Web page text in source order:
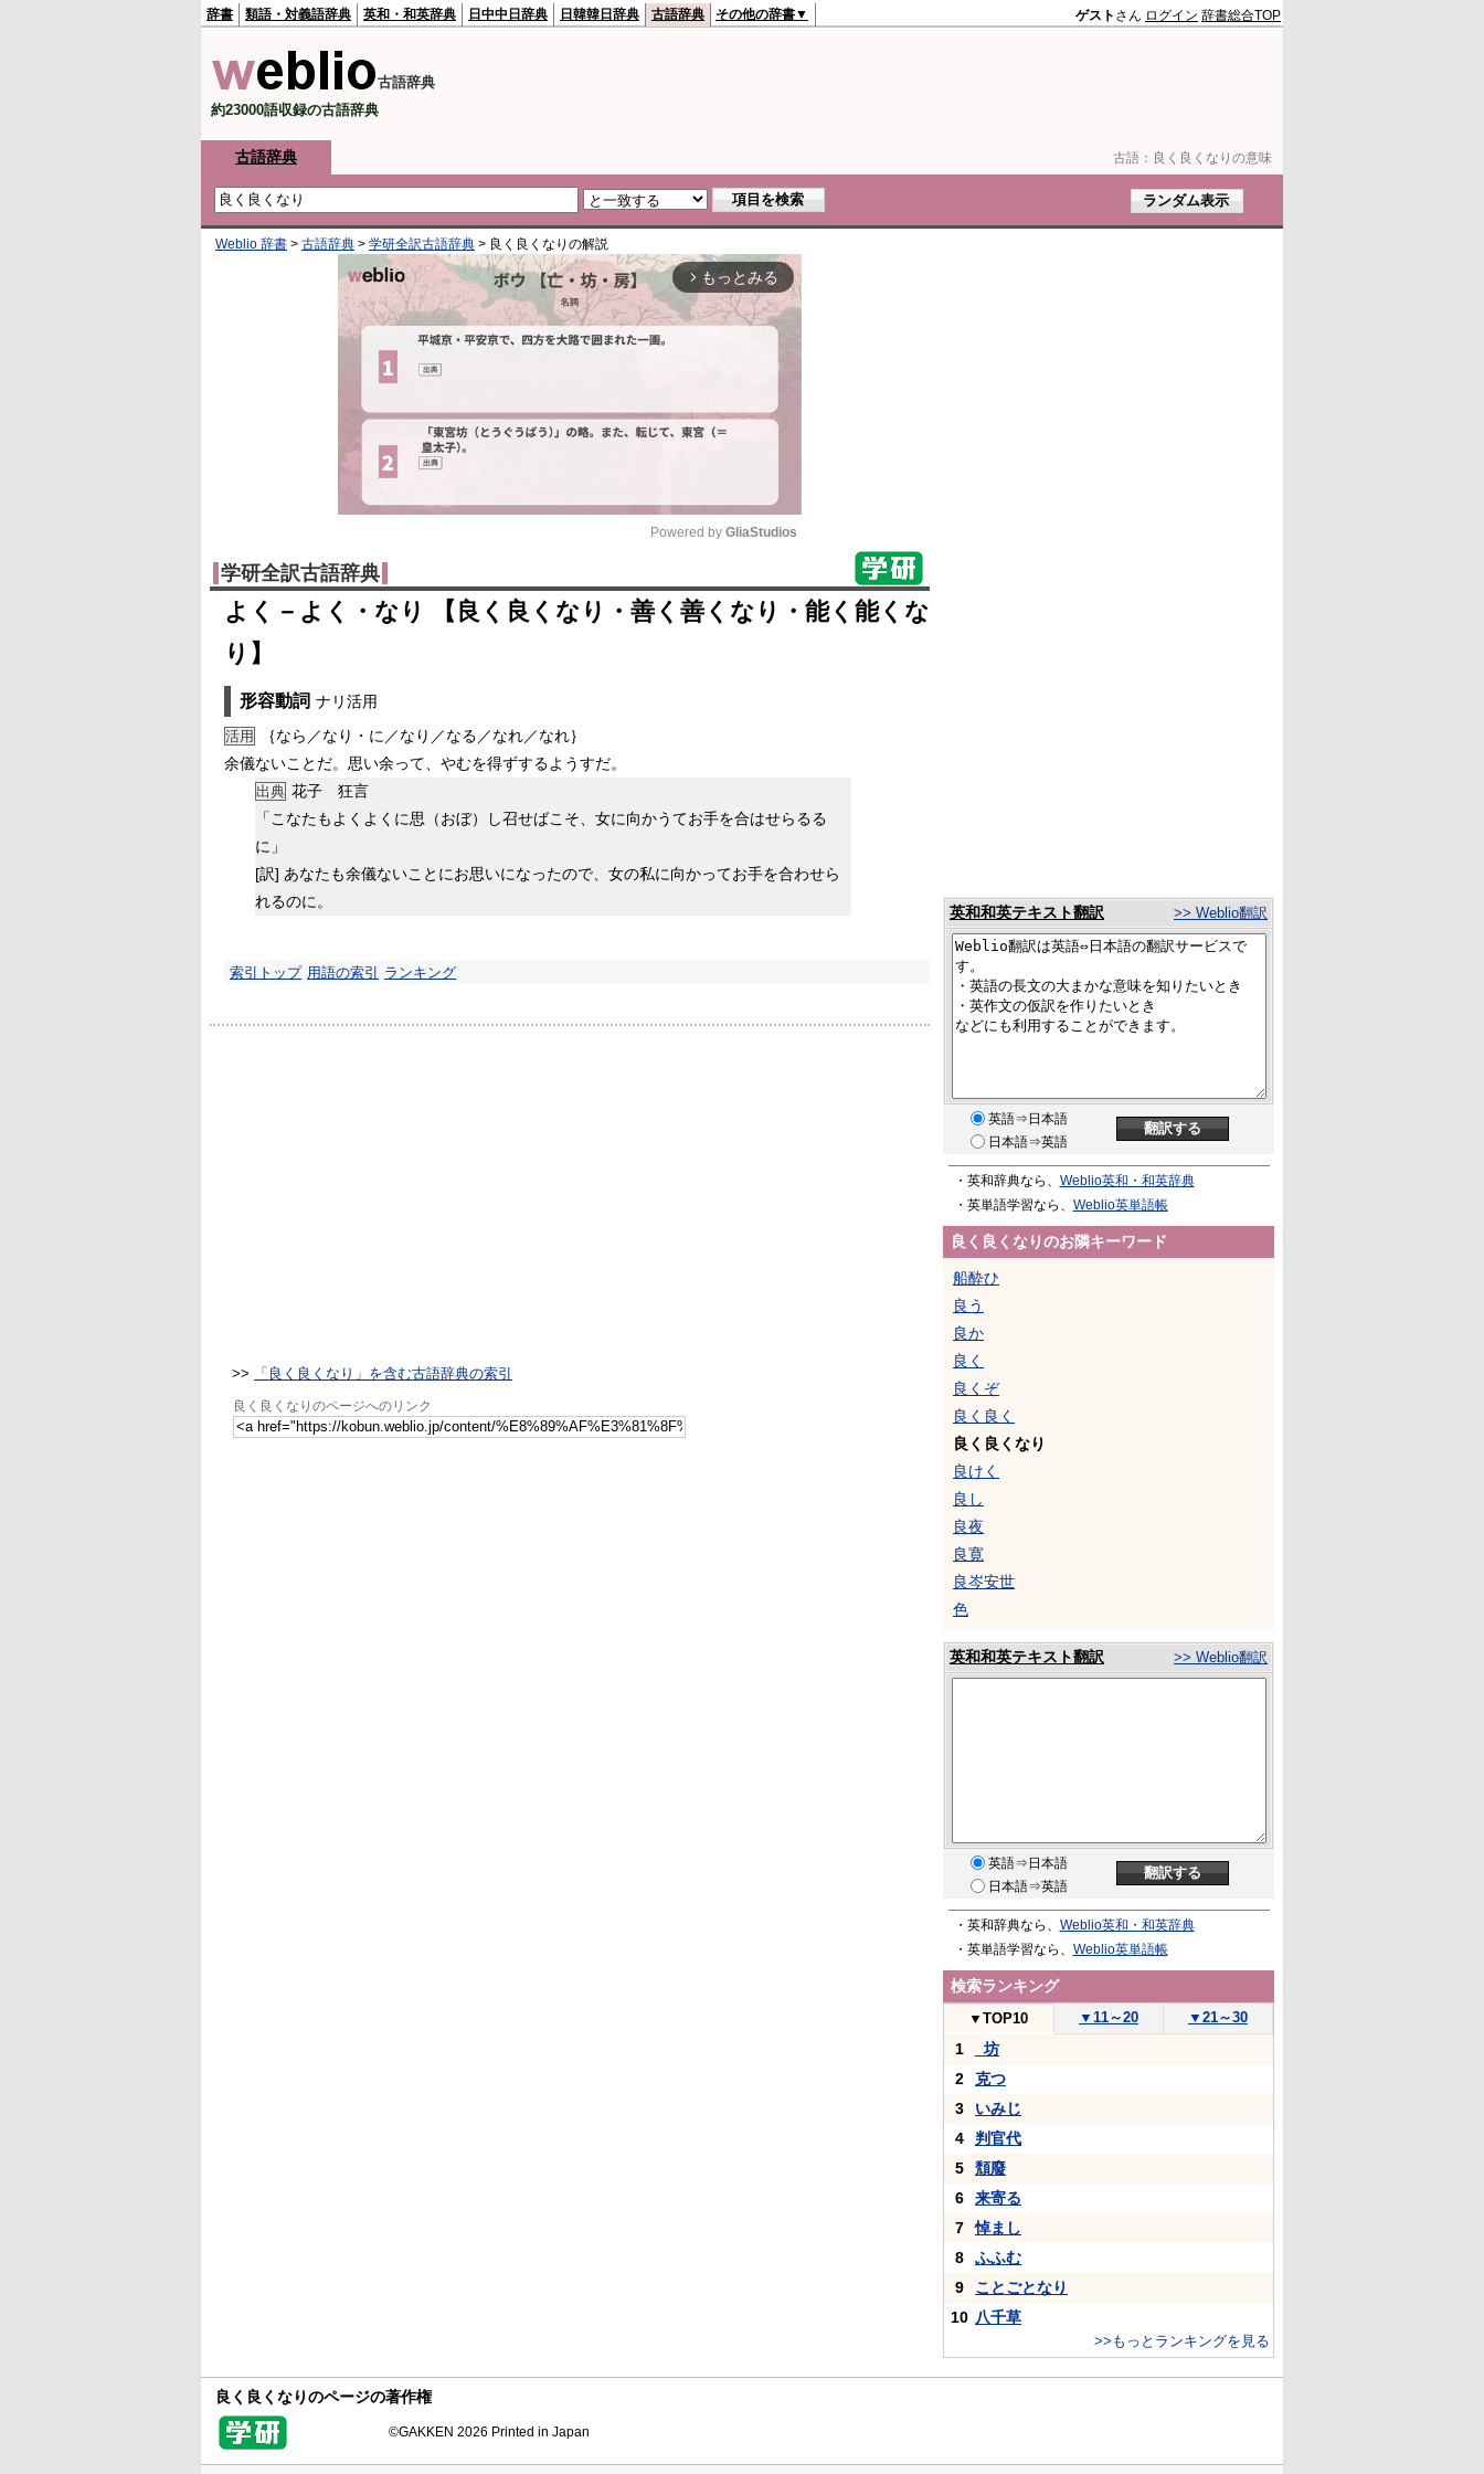
古語： 良く良くなりの意味
辞書 類語・対義語辞典 英和・和英辞典 日中中日辞典 日韓韓日辞典 古語辞典 その他の辞書▼ ゲスト さん ログイン 辞書総合TOP
古語辞典
約23000語収録の古語辞典
古語辞典
Weblio 辞書 > 古語辞典 > 学研全訳古語辞典 > 良く良くなり の解説
arrow_forward_ios もっとみる
Mute
Powered by GliaStudios
学研全訳古語辞典
よく－よく・なり 【良く良くなり・善く善くなり・能く能くな
り】
形容動詞 ナリ活用
活用
｛なら／なり・に／なり／なる／なれ／なれ｝
余儀ないことだ。思い余って、やむを得ずするようすだ。
出典 花子 狂言
「こなたもよくよくに思（おぼ）し召せばこそ、女に向かうてお手を合はせらるる
に」
[訳] あなたも余儀ないことにお思いになったので、女の私に向かってお手を合わせら
れるのに。
索引トップ 用語の索引 ランキング
>> 「良く良くなり」を含む古語辞典の索引
良く良くなりのページへのリンク
英和和英テキスト翻訳 >> Weblio翻訳
英語⇒日本語
日本語⇒英語
・英和辞典なら、 Weblio英和・和英辞典
・英単語学習なら、 Weblio英単語帳
良く良くなりのお隣キーワード
船酔ひ
良う
良か
良く
良くぞ
良く良く
良く良くなり
良けく
良し
良夜
良寛
良岑安世
色
英和和英テキスト翻訳 >> Weblio翻訳
英語⇒日本語
日本語⇒英語
・英和辞典なら、 Weblio英和・和英辞典
・英単語学習なら、 Weblio英単語帳
検索ランキング
▼ TOP10 ▼ 11～20 ▼ 21～30
1
_坊
2
克つ
3
いみじ
4
判官代
5
頽廢
6
来寄る
7
悼まし
8
ふふむ
9
ことごとなり
10 八千草
>>もっとランキングを見る
良く良くなりのページの著作権
©GAKKEN 2026 Printed in Japan